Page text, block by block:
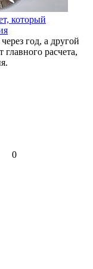
который
год, а другой
расчета,
0